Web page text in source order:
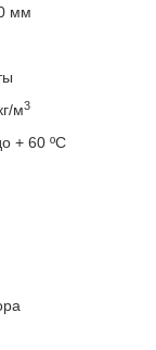
мм
м3
+ 60 ºС